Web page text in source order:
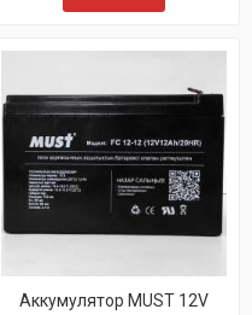
Аккумулятор MUST 12V